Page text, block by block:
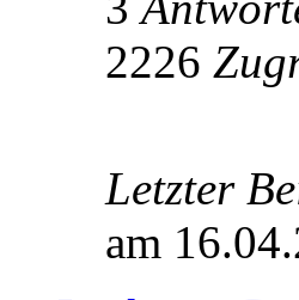
2226
Letzter
am